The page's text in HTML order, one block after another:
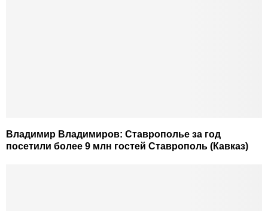
Владимир Владимиров: Ставрополье за год
посетили более 9 млн гостей Ставрополь (Кавказ)